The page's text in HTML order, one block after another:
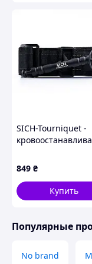
SICH-Tourniquet -
849 ₴
Купить
Популярные
No brand